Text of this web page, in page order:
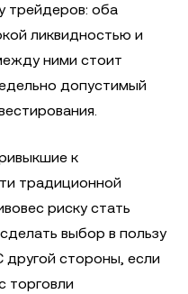
трейдеров: оба
ликвидностью и
ними стоит
допустимый
к
традиционной
риску стать
выбор в пользу
другой стороны, если
торговли